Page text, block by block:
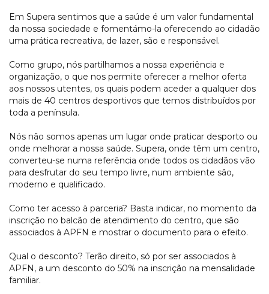
Em Supera sentimos que a saúde é um valor fundamental
da nossa sociedade e fomentámo-la oferecendo ao cidadão
uma prática recreativa, de lazer, são e responsável.
Como grupo, nós partilhamos a nossa experiência e
organização, o que nos permite oferecer a melhor oferta
aos nossos utentes, os quais podem aceder a qualquer dos
mais de 40 centros desportivos que temos distribuídos por
toda a península.
Nós não somos apenas um lugar onde praticar desporto ou
onde melhorar a nossa saúde. Supera, onde têm um centro,
converteu-se numa referência onde todos os cidadãos vão
para desfrutar do seu tempo livre, num ambiente são,
moderno e qualificado.
Como ter acesso à parceria? Basta indicar, no momento da
inscrição no balcão de atendimento do centro, que são
associados à APFN e mostrar o documento para o efeito.
Qual o desconto? Terão direito, só por ser associados à
APFN, a um desconto do 50% na inscrição na mensalidade
familiar.